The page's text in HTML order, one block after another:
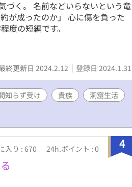
づく。 名前などいらないという竜
が成ったのか」 心に傷を負った
度の短編です。
終更新日 2024.2.12 登録日 2024.1.31
知らず受け 貴族
洞窟生活
4
入り : 670 24h.ポイント : 0